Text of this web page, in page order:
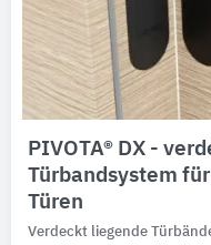
PIVOTA® DX -
Türbandsystem
Türen
Verdeckt liegende